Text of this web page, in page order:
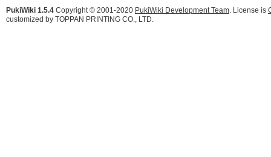
PukiWiki 1.5.4 Copyright © 2001-2020 PukiWiki Development Team. License is
customized by TOPPAN PRINTING CO., LTD.